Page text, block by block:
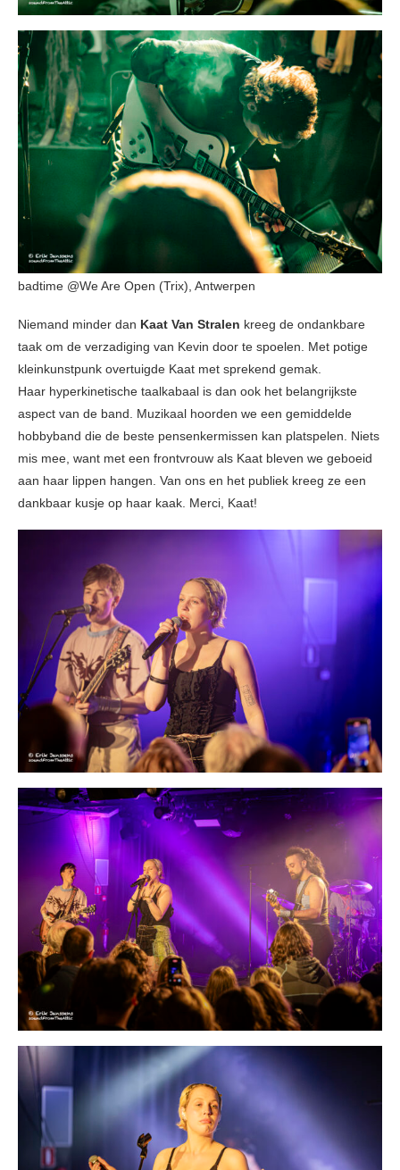
badtime @We Are Open (Trix), Antwerpen
Niemand minder dan Kaat Van Stralen kreeg de ondankbare
taak om de verzadiging van Kevin door te spoelen. Met potige
kleinkunstpunk overtuigde Kaat met sprekend gemak.
Haar hyperkinetische taalkabaal is dan ook het belangrijkste
aspect van de band. Muzikaal hoorden we een gemiddelde
hobbyband die de beste pensenkermissen kan platspelen. Niets
mis mee, want met een frontvrouw als Kaat bleven we geboeid
aan haar lippen hangen. Van ons en het publiek kreeg ze een
dankbaar kusje op haar kaak. Merci, Kaat!